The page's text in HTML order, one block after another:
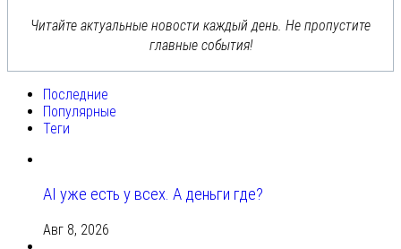
Читайте актуальные новости каждый день. Не пропустите
главные события!
Последние
Популярные
Теги
AI уже есть у всех. А деньги где?
Авг 8, 2026